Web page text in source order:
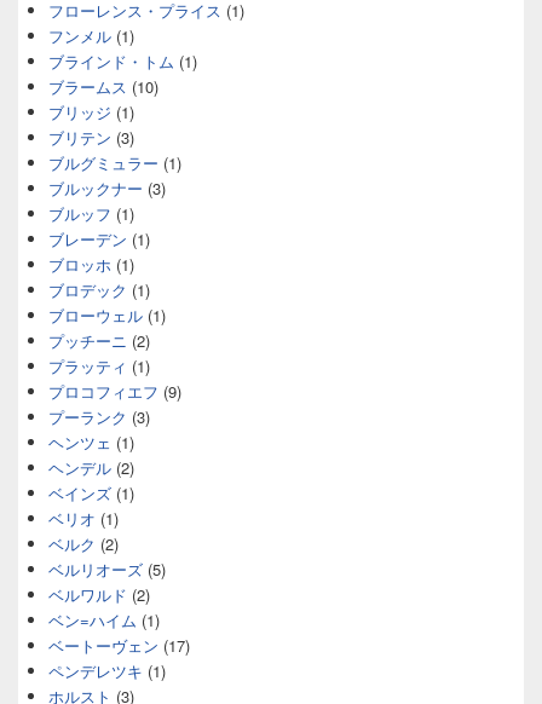
フローレンス・プライス (1)
フンメル (1)
ブラインド・トム (1)
ブラームス (10)
ブリッジ (1)
ブリテン (3)
ブルグミュラー (1)
ブルックナー (3)
ブルッフ (1)
ブレーデン (1)
ブロッホ (1)
ブロデック (1)
ブローウェル (1)
プッチーニ (2)
プラッティ (1)
プロコフィエフ (9)
プーランク (3)
ヘンツェ (1)
ヘンデル (2)
ベインズ (1)
ベリオ (1)
ベルク (2)
ベルリオーズ (5)
ベルワルド (2)
ベン=ハイム (1)
ベートーヴェン (17)
ペンデレツキ (1)
ホルスト (3)